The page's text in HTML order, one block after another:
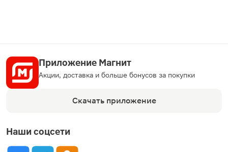
Приложение Магнит
Акции, доставка и больше бонусов за покупки
Скачать приложение
Наши соцсети